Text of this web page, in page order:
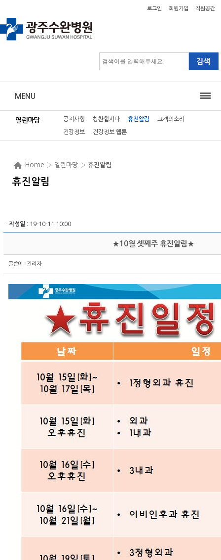
로그인 회원가입 직원공간
MENU
열린마당 공지사항 칭찬합시다 휴진알림 고객의소리
건강정보 건강정보 웹툰
Home › 열린마당 › 휴진알림
휴진알림
ㆍ 작성일 : 19-10-11 10:00
★10월 셋째주 휴진알림★
글쓴이 :관리자